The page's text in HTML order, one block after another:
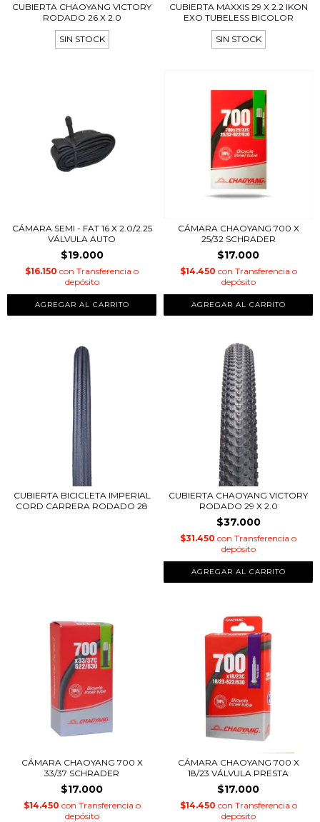
CUBIERTA CHAOYANG VICTORY
RODADO 26 X 2.0
SIN STOCK
CUBIERTA MAXXIS 29 X 2.2 IKON
EXO TUBELESS BICOLOR
SIN STOCK
CÁMARA SEMI - FAT 16 X 2.0/2.25
VÁLVULA AUTO
$19.000
$16.150 con Transferencia o
depósito
CÁMARA CHAOYANG 700 X
25/32 SCHRADER
$17.000
$14.450 con Transferencia o
depósito
CUBIERTA BICICLETA IMPERIAL
CORD CARRERA RODADO 28
CUBIERTA CHAOYANG VICTORY
RODADO 29 X 2.0
$37.000
$31.450 con Transferencia o
depósito
CÁMARA CHAOYANG 700 X
33/37 SCHRADER
$17.000
$14.450 con Transferencia o
depósito
CÁMARA CHAOYANG 700 X
18/23 VÁLVULA PRESTA
$17.000
$14.450 con Transferencia o
depósito